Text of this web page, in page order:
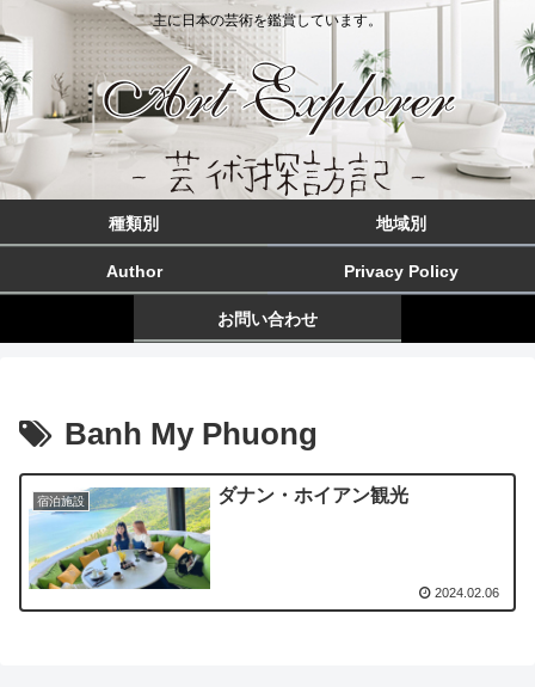
主に日本の芸術を鑑賞しています。
種類別 地域別
Author Privacy Policy
お問い合わせ
Banh My Phuong
宿泊施設 ダナン・ホイアン観光
2024.02.06